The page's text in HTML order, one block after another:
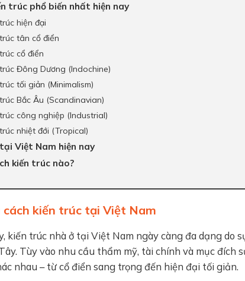
trúc phổ biến nhất hiện nay
hiện đại
tân cổ điển
cổ điển
Đông Dương (Indochine)
tối giản (Minimalism)
Bắc Âu (Scandinavian)
công nghiệp (Industrial)
nhiệt đới (Tropical)
Việt Nam hiện nay
kiến trúc nào?
kiến trúc tại Việt Nam
kiến trúc nhà ở tại Việt Nam ngày càng đa dạng do
Tùy vào nhu cầu thẩm mỹ, tài chính và mục đích
nhau – từ cổ điển sang trọng đến hiện đại tối giản.